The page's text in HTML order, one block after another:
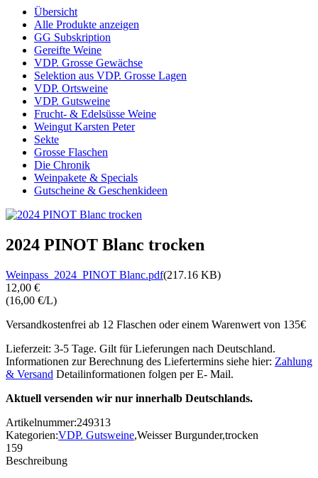
Übersicht
Alle Produkte anzeigen
GG Subskription
Gereifte Weine
VDP. Grosse Gewächse
Selektion aus VDP. Grosse Lagen
VDP. Ortsweine
VDP. Gutsweine
Frucht- & Edelsüsse Weine
Weingut Karsten Peter
Sekte
Grosse Flaschen
Die Chronik
Weinpakete & Specials
Gutscheine & Geschenkideen
2024 PINOT Blanc trocken
Weinpass_2024_PINOT Blanc.pdf(217.16 KB)
12,00 €
(16,00 €/L)
Versandkostenfrei ab 12 Flaschen oder einem Warenwert von 135€
Lieferzeit: 3-5 Tage. Gilt für Lieferungen nach Deutschland.
Informationen zur Berechnung des Liefertermins siehe hier: Zahlung
& Versand Detailinformationen folgen per E- Mail.
Aktuell versenden wir nur innerhalb Deutschlands.
Artikelnummer:249313
Kategorien:VDP. Gutsweine,Weisser Burgunder,trocken
159
Beschreibung